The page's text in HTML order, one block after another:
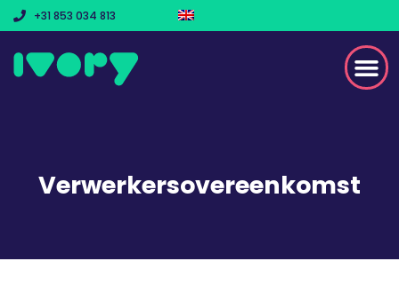
+31 853 034 813
Verwerkersovereenkomst